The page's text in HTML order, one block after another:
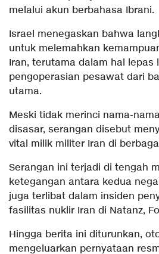
melalui akun berbahasa Ibrani.
Israel menegaskan bahwa
untuk melemahkan
Iran, terutama dalam hal lepas
pengoperasian pesawat dari
utama.
Meski tidak merinci nama-
disasar, serangan disebut
vital milik militer Iran di
Serangan ini terjadi di tengah
ketegangan antara kedua
juga terlibat dalam insiden
fasilitas nuklir Iran di Natanz,
Hingga berita ini diturunkan,
mengeluarkan pernyataan